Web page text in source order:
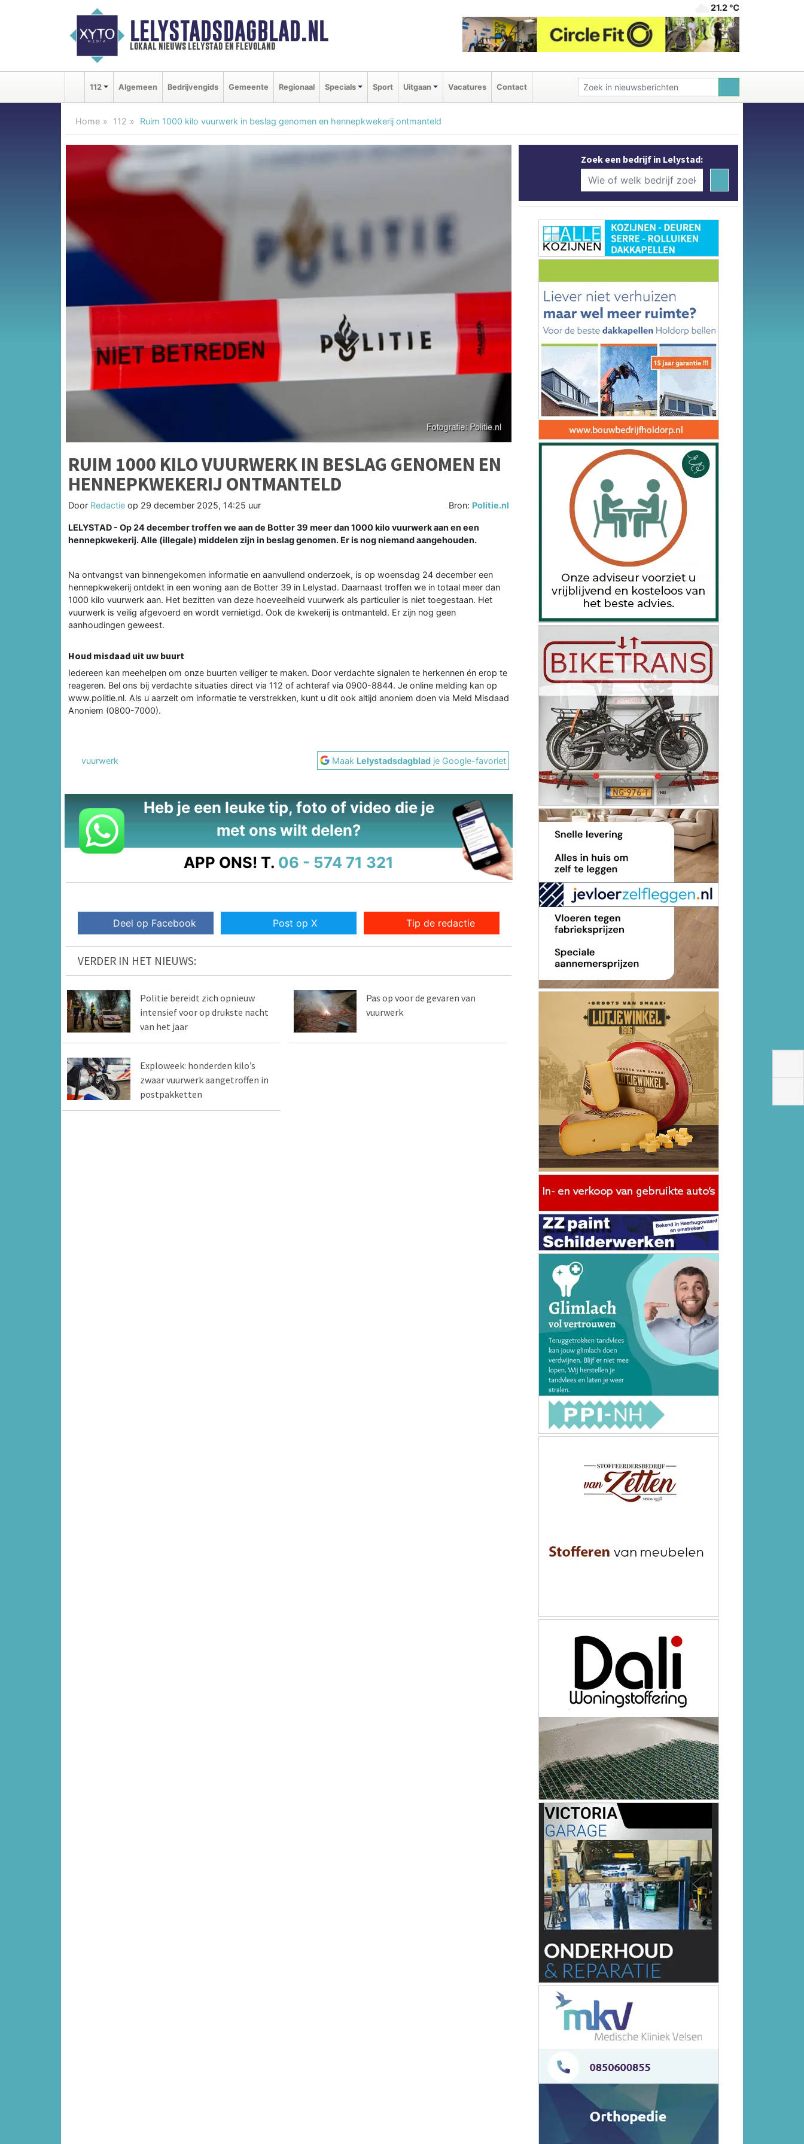
LELYSTADSDAGBLAD.NL
lokaal nieuws lelystad en flevoland
21.2 ℃
112 Algemeen Bedrijvengids Gemeente Regionaal Specials Sport Uitgaan Vacatures Contact
Home 112 Ruim 1000 kilo vuurwerk in beslag genomen en hennepkwekerij ontmanteld
RUIM 1000 KILO VUURWERK IN BESLAG GENOMEN EN
HENNEPKWEKERIJ ONTMANTELD
Door Redactie op 29 december 2025, 14:25 uur Bron: Politie.nl
LELYSTAD - Op 24 december troffen we aan de Botter 39 meer dan 1000 kilo vuurwerk aan en een
hennepkwekerij. Alle (illegale) middelen zijn in beslag genomen. Er is nog niemand aangehouden.
Na ontvangst van binnengekomen informatie en aanvullend onderzoek, is op woensdag 24 december een
hennepkwekerij ontdekt in een woning aan de Botter 39 in Lelystad. Daarnaast troffen we in totaal meer dan
1000 kilo vuurwerk aan. Het bezitten van deze hoeveelheid vuurwerk als particulier is niet toegestaan. Het
vuurwerk is veilig afgevoerd en wordt vernietigd. Ook de kwekerij is ontmanteld. Er zijn nog geen
aanhoudingen geweest.
Houd misdaad uit uw buurt
Iedereen kan meehelpen om onze buurten veiliger te maken. Door verdachte signalen te herkennen én erop te
reageren. Bel ons bij verdachte situaties direct via 112 of achteraf via 0900-8844. Je online melding kan op
www.politie.nl. Als u aarzelt om informatie te verstrekken, kunt u dit ook altijd anoniem doen via Meld Misdaad
Anoniem (0800-7000).
vuurwerk Maak Lelystadsdagblad je Google-favoriet
Heb je een leuke tip, foto of video die je
met ons wilt delen?
APP ONS! T. 06 - 574 71 321
Deel op Facebook Post op X Tip de redactie
VERDER IN HET NIEUWS:
Politie bereidt zich opnieuw
intensief voor op drukste nacht
van het jaar
Pas op voor de gevaren van
vuurwerk
Exploweek: honderden kilo’s
zwaar vuurwerk aangetroffen in
postpakketten
Zoek een bedrijf in Lelystad: